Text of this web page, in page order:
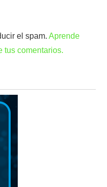
el spam.Aprende
tus comentarios.